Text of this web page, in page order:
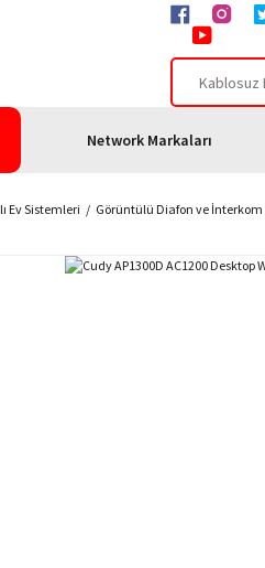
Network Markaları
Ev Sistemleri Görüntülü Diafon ve İnterkom